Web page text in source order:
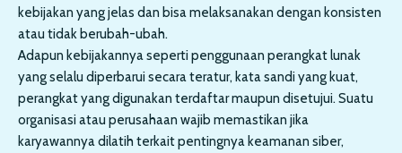
kebijakan yang jelas dan bisa melaksanakan dengan konsisten
atau tidak berubah-ubah.
Adapun kebijakannya seperti penggunaan perangkat lunak
yang selalu diperbarui secara teratur, kata sandi yang kuat,
perangkat yang digunakan terdaftar maupun disetujui. Suatu
organisasi atau perusahaan wajib memastikan jika
karyawannya dilatih terkait pentingnya keamanan siber,